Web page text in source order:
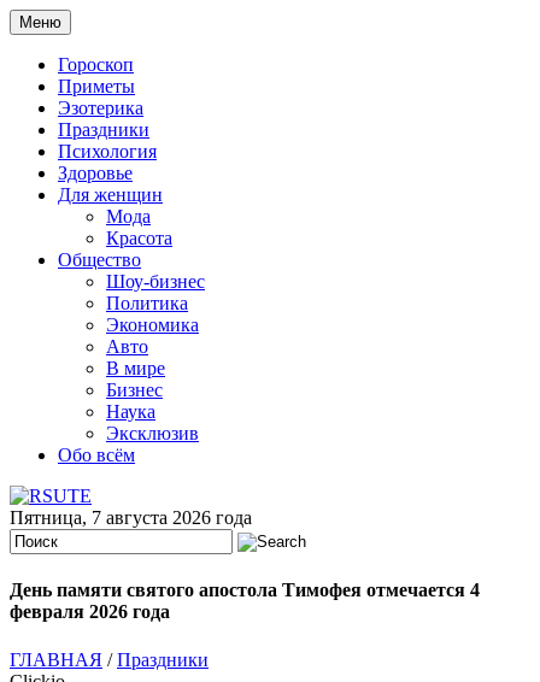
Меню
Гороскоп
Приметы
Эзотерика
Праздники
Психология
Здоровье
Для женщин
Мода
Красота
Общество
Шоу-бизнес
Политика
Экономика
Авто
В мире
Бизнес
Наука
Эксклюзив
Обо всём
Пятница, 7 августа 2026 года
День памяти святого апостола Тимофея отмечается 4
февраля 2026 года
ГЛАВНАЯ /Праздники